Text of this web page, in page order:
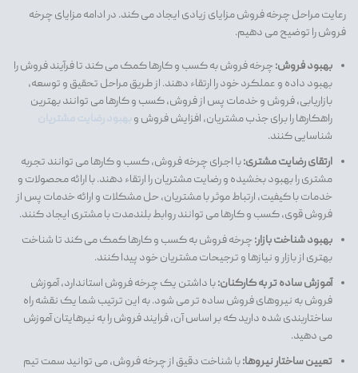
رعایت مراحل چرخه فروش مزایای زیادی ایجاد می کند. در ادامه مزایای چرخه
فروش را توضیح می دهیم.
بهبود فروش:چرخه فروش به کسب و کارها کمک می کند تا فرآیند فروش را
بهبود داده و عملکرد خود را ارتقاء دهند. از طریق مراحل تحقیق و توسعه،
بازاریابی، فروش و خدمات پس از فروش، کسب و کارها می توانند بهترین
راهکارها را برای جذب مشتریان، افزایش فروش و بهبود رضایت مشتریان
شناسایی کنند.
ارتقای رضایت مشتری:با اجرای چرخه فروش، کسب و کارها می توانند تجربه
مشتری را بهبود بخشیده و رضایت مشتریان را ارتقاء دهند. با ارائه محصولات و
خدمات با کیفیت، ارتباط موثر با مشتریان، حل مشکلات و ارائه خدمات پس از
فروش قوی، کسب و کارها می توانند روابط بلندمدت با مشتری ایجاد کنند.
بهبود شناخت بازار:چرخه فروش به کسب و کارها کمک می کند تا شناخت
بهتری از بازار و نیازها و ترجیحات مشتریان خود پیدا کنند.
آموزش ساده تر به کارکنان:با داشتن یک چرخه فروش استاندارد، آموزش
فروش به نیروهای فروش ساده تر می شود. به این ترتیب شما یک نقشه راه
ساختاربندی شده دارید که بر اساس آن، فرایند فروش را به نیرهایتان آموزش
می دهید.
تعیین ساختار نیروها:با شناخت دقیق از چرخه فروش، می توانید سمت تیم